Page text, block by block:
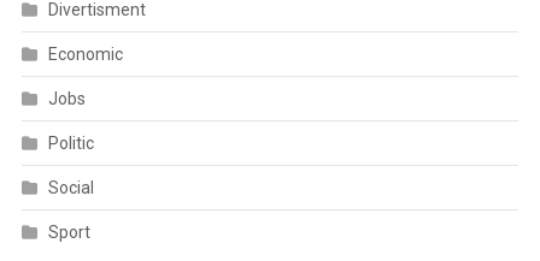
Divertisment
Economic
Jobs
Politic
Social
Sport